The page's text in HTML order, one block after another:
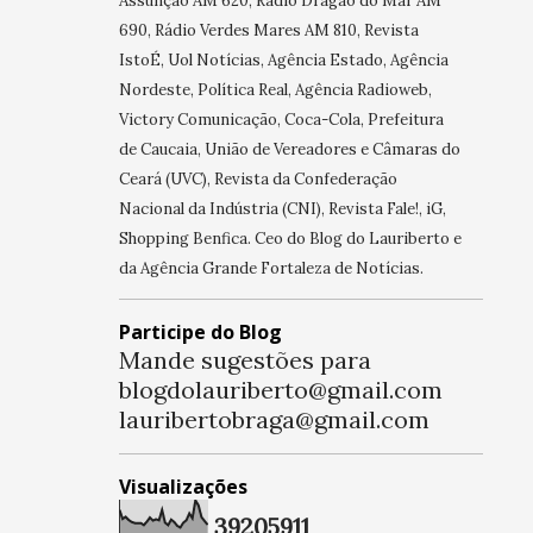
690, Rádio Verdes Mares AM 810, Revista
IstoÉ, Uol Notícias, Agência Estado, Agência
Nordeste, Política Real, Agência Radioweb,
Victory Comunicação, Coca-Cola, Prefeitura
de Caucaia, União de Vereadores e Câmaras do
Ceará (UVC), Revista da Confederação
Nacional da Indústria (CNI), Revista Fale!, iG,
Shopping Benfica. Ceo do Blog do Lauriberto e
da Agência Grande Fortaleza de Notícias.
Participe do Blog
Mande sugestões para
blogdolauriberto@gmail.com
lauribertobraga@gmail.com
Visualizações
39205911